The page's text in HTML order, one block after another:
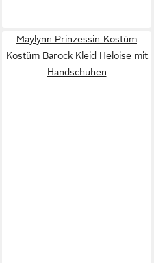
Maylynn Prinzessin-Kostüm
Kostüm Barock Kleid Heloise mit
Handschuhen